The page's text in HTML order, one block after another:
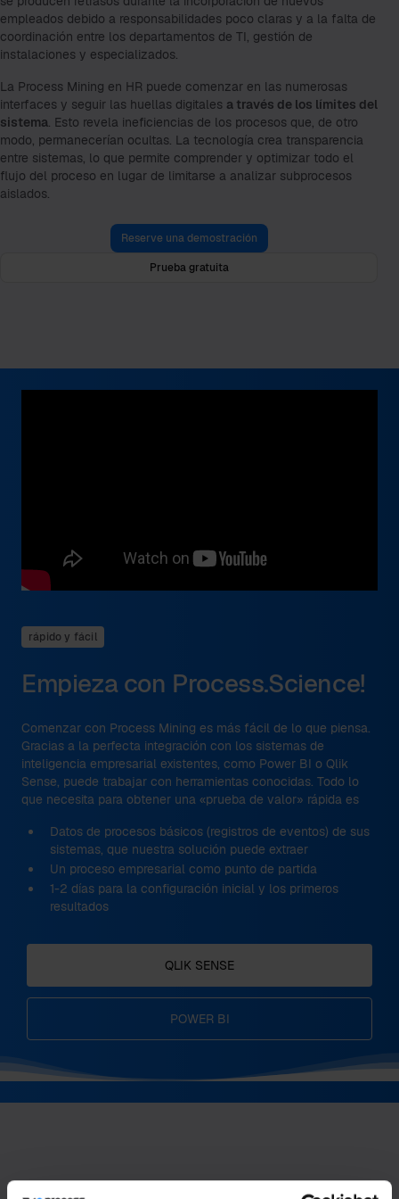
empleados debido a responsabilidades poco claras y a la falta de
coordinación entre los departamentos de TI, gestión de
instalaciones y especializados.
La Process Mining en HR puede comenzar en las numerosas
interfaces y seguir las huellas digitales a través de los límites del
sistema. Esto revela ineficiencias de los procesos que, de otro
modo, permanecerían ocultas. La tecnología crea transparencia
entre sistemas, lo que permite comprender y optimizar todo el
flujo del proceso en lugar de limitarse a analizar subprocesos
aislados.
Reserve una demostración
Prueba gratuita
rápido y fácil
Empieza con Process.Science!
Comenzar con Process Mining es más fácil de lo que piensa.
Gracias a la perfecta integración con los sistemas de
inteligencia empresarial existentes, como Power BI o Qlik
Sense, puede trabajar con herramientas conocidas. Todo lo
que necesita para obtener una «prueba de valor» rápida es
Datos de procesos básicos (registros de eventos) de sus
sistemas, que nuestra solución puede extraer
Un proceso empresarial como punto de partida
1-2 días para la configuración inicial y los primeros
resultados
QLIK SENSE
POWER BI